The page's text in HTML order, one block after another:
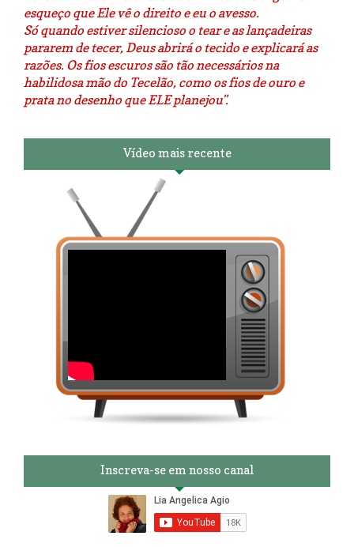
esqueço que Ele vê o direito e eu o avesso.
Só quando estiver silencioso o tear e as lançadeiras
pararem de tecer, Deus abrirá o tecido e explicará as
razões. Os fios escuros são tão necessários na
habilidosa mão do Tecelão, como os fios de ouro e
prata no desenho que ELE planejou".
Vídeo mais recente
Inscreva-se em nosso canal